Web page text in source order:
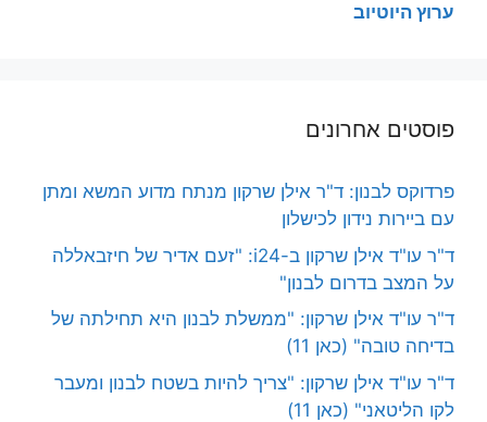
ערוץ היוטיוב
פוסטים אחרונים
פרדוקס לבנון: ד"ר אילן שרקון מנתח מדוע המשא ומתן
עם ביירות נידון לכישלון
ד"ר עו"ד אילן שרקון ב-i24: "זעם אדיר של חיזבאללה
על המצב בדרום לבנון"
ד"ר עו"ד אילן שרקון: "ממשלת לבנון היא תחילתה של
בדיחה טובה" (כאן 11)
ד"ר עו"ד אילן שרקון: "צריך להיות בשטח לבנון ומעבר
לקו הליטאני" (כאן 11)